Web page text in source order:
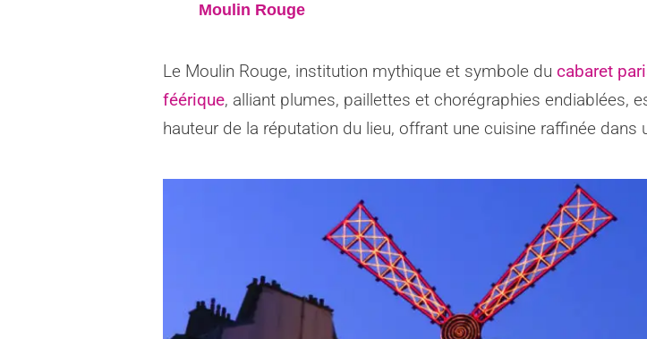
Moulin Rouge
Le Moulin Rouge, institution mythique et symbole du cabaret
féérique, alliant plumes, paillettes et chorégraphies endiablées,
hauteur de la réputation du lieu, offrant une cuisine raffinée dans